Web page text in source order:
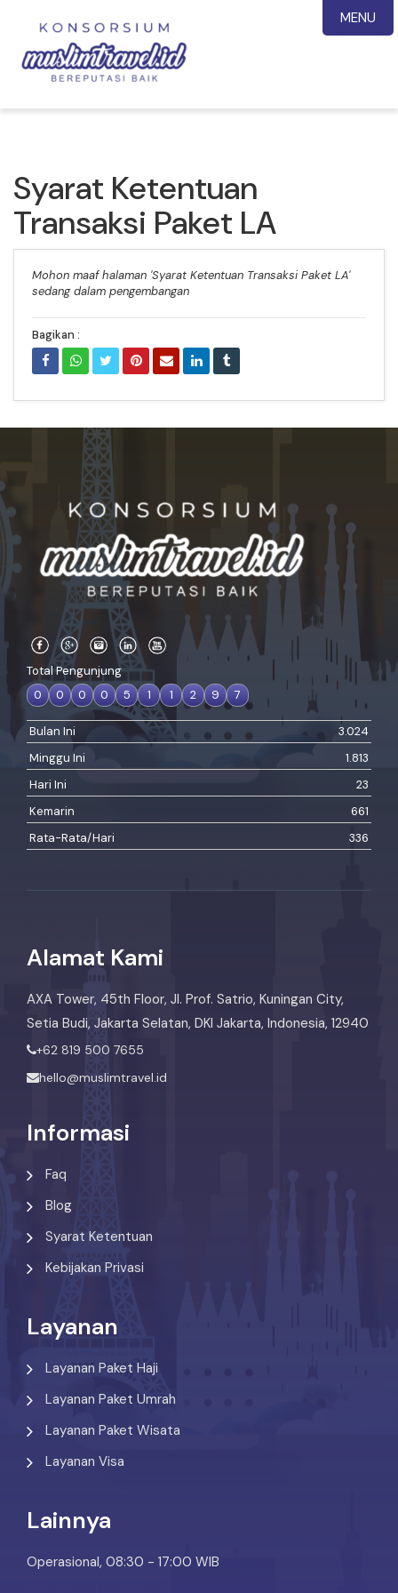
Syarat Ketentuan
Transaksi Paket LA
Mohon maaf halaman 'Syarat Ketentuan Transaksi Paket LA'
sedang dalam pengembangan
Bagikan :
Total Pengunjung
0
0 0 0 5 1 1 2 9 7
Bulan Ini
3.024
Minggu Ini
1.813
Hari Ini
23
Kemarin
661
Rata-Rata/Hari
336
Alamat Kami
AXA Tower, 45th Floor, Jl. Prof. Satrio, Kuningan City,
Setia Budi, Jakarta Selatan, DKI Jakarta, Indonesia, 12940
+62 819 500 7655
hello@muslimtravel.id
Informasi
Faq
Blog
Syarat Ketentuan
Kebijakan Privasi
Layanan
Layanan Paket Haji
Layanan Paket Umrah
Layanan Paket Wisata
Layanan Visa
Lainnya
Operasional, 08:30 - 17:00 WIB
MENU